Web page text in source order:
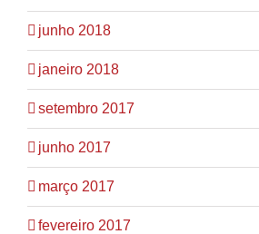
junho 2018
janeiro 2018
setembro 2017
junho 2017
março 2017
fevereiro 2017